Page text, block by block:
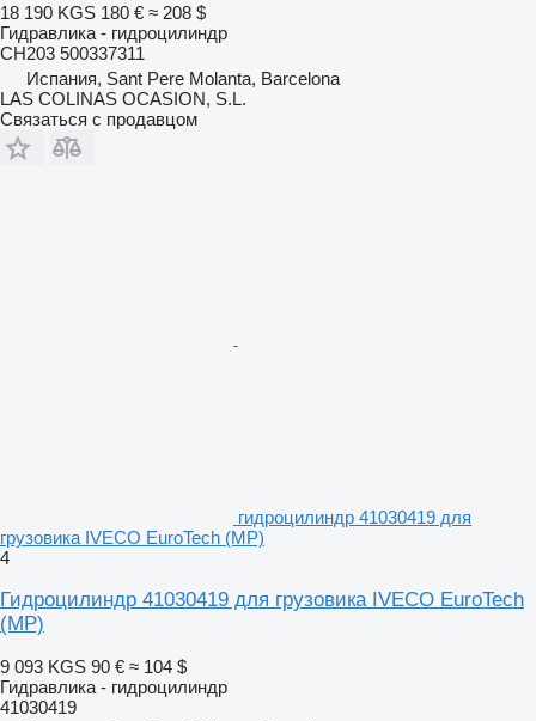
18 190 KGS 180 € ≈ 208 $
Гидравлика - гидроцилиндр
CH203 500337311
Испания, Sant Pere Molanta, Barcelona
LAS COLINAS OCASION, S.L.
Связаться с продавцом
гидроцилиндр 41030419 для
грузовика IVECO EuroTech (MP)
4
Гидроцилиндр 41030419 для грузовика IVECO EuroTech
(MP)
9 093 KGS 90 € ≈ 104 $
Гидравлика - гидроцилиндр
41030419